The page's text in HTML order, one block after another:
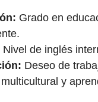
Grado en
Nivel de inglés
Deseo de
y